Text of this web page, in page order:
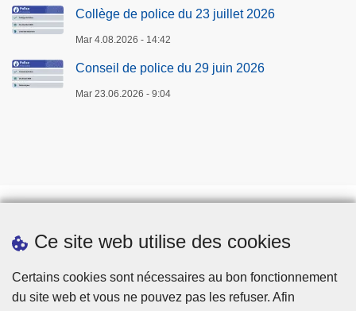
Ce site web utilise des cookies
Certains cookies sont nécessaires au bon fonctionnement
du site web et vous ne pouvez pas les refuser. Afin
Collège de police du 23 juillet 2026
Mar 4.08.2026 - 14:42
Conseil de police du 29 juin 2026
Mar 23.06.2026 - 9:04
Téléchargements
Presse